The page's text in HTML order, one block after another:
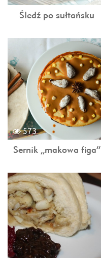
Śledź po sułtańsku
573
Sernik „makowa figa”